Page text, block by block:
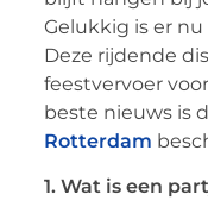
Gelukkig is er
Deze rijdende
feestvervoer
beste nieuws is
Rotterdam
1. Wat is een